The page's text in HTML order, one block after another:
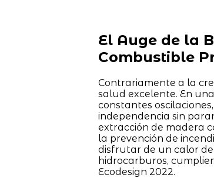
El Auge de la
Combustible
Contrariamente a la
salud excelente. En
constantes
independencia sin
extracción de madera
la prevención de
disfrutar de un calor
hidrocarburos,
Ecodesign 2022.